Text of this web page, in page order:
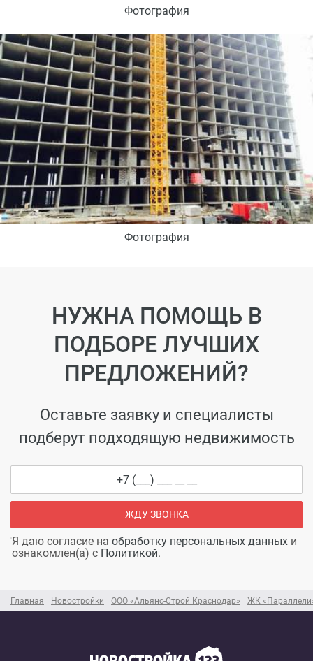
Фотография
Фотография
НУЖНА ПОМОЩЬ В
ПОДБОРЕ ЛУЧШИХ
подберут подходящую недвижимость